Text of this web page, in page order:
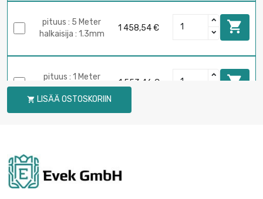
pituus : 5 Meter
halkaisija : 1.3mm
1 458,54 € 
pituus : 1 Meter
halkaisija : 2.4mm
1 553,46 € 
 LISÄÄ OSTOSKORIIN